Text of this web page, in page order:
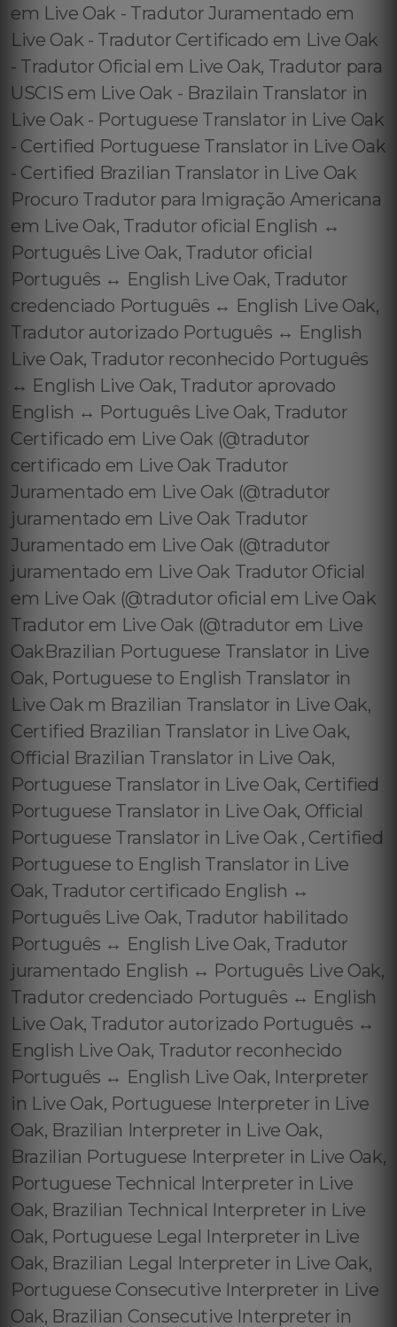
em Live Oak - Tradutor Juramentado em
Live Oak - Tradutor Certificado em Live Oak
- Tradutor Oficial em Live Oak, Tradutor para
USCIS em Live Oak - Brazilain Translator in
Live Oak - Portuguese Translator in Live Oak
- Certified Portuguese Translator in Live Oak
- Certified Brazilian Translator in Live Oak
Procuro Tradutor para Imigração Americana
em Live Oak, Tradutor oficial English ↔️
Português Live Oak, Tradutor oficial
Português ↔️ English Live Oak, Tradutor
credenciado Português ↔️ English Live Oak,
Tradutor autorizado Português ↔️ English
Live Oak, Tradutor reconhecido Português
↔️ English Live Oak, Tradutor aprovado
English ↔️ Português Live Oak, Tradutor
Certificado em Live Oak (@tradutor
certificado em Live Oak Tradutor
Juramentado em Live Oak (@tradutor
juramentado em Live Oak Tradutor
Juramentado em Live Oak (@tradutor
juramentado em Live Oak Tradutor Oficial
em Live Oak (@tradutor oficial em Live Oak
Tradutor em Live Oak (@tradutor em Live
OakBrazilian Portuguese Translator in Live
Oak, Portuguese to English Translator in
Live Oak m Brazilian Translator in Live Oak,
Certified Brazilian Translator in Live Oak,
Official Brazilian Translator in Live Oak,
Portuguese Translator in Live Oak, Certified
Portuguese Translator in Live Oak, Official
Portuguese Translator in Live Oak , Certified
Portuguese to English Translator in Live
Oak, Tradutor certificado English ↔️
Português Live Oak, Tradutor habilitado
Português ↔️ English Live Oak, Tradutor
juramentado English ↔️ Português Live Oak,
Tradutor credenciado Português ↔️ English
Live Oak, Tradutor autorizado Português ↔️
English Live Oak, Tradutor reconhecido
Português ↔️ English Live Oak, Interpreter
in Live Oak, Portuguese Interpreter in Live
Oak, Brazilian Interpreter in Live Oak,
Brazilian Portuguese Interpreter in Live Oak,
Portuguese Technical Interpreter in Live
Oak, Brazilian Technical Interpreter in Live
Oak, Portuguese Legal Interpreter in Live
Oak, Brazilian Legal Interpreter in Live Oak,
Portuguese Consecutive Interpreter in Live
Oak, Brazilian Consecutive Interpreter in